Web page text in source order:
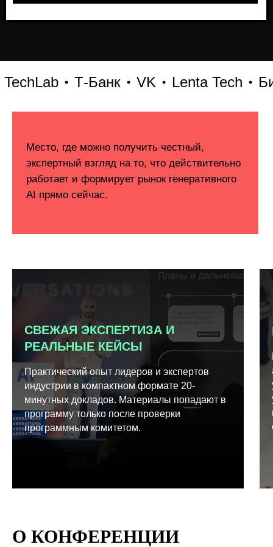
Т-Банк VK Lenta Tech
СВЕЖАЯ ЭКСПЕРТИЗА И
РЕАЛЬНЫЕ КЕЙСЫ
Практический опыт лидеров и экспертов
индустрии в компактном формате 20-
минутных докладов. Материалы попадают в
программу только после проверки
программным комитетом.
О КОНФЕРЕНЦИИ